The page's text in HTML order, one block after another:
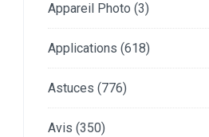
Appareil Photo (3)
Applications (618)
Astuces (776)
Avis (350)